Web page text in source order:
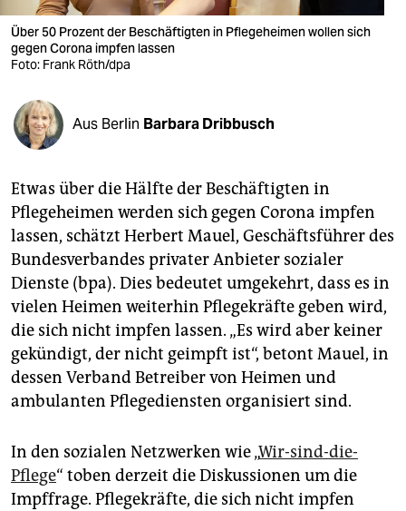
verlag
verlag
shop
fragen & hilfe
unterstützen
abo
genossenschaft
epaper login
Über 50 Prozent der Beschäftigten in Pflegeheimen wollen sich
gegen Corona impfen lassen
Foto: Frank Röth/dpa
Aus Berlin Barbara Dribbusch
Etwas über die Hälfte der Beschäftigten in
Pflegeheimen werden sich gegen Corona impfen
lassen, schätzt Herbert Mauel, Geschäftsführer des
Bundesverbandes privater Anbieter sozialer
Dienste (bpa). Dies bedeutet umgekehrt, dass es in
vielen Heimen weiterhin Pflegekräfte geben wird,
die sich nicht impfen lassen. „Es wird aber keiner
gekündigt, der nicht geimpft ist“, betont Mauel, in
dessen Verband Betreiber von Heimen und
ambulanten Pflegediensten organisiert sind.
In den sozialen Netzwerken wie „Wir-sind-die-
Pflege“ toben derzeit die Diskussionen um die
Impffrage. Pflegekräfte, die sich nicht impfen